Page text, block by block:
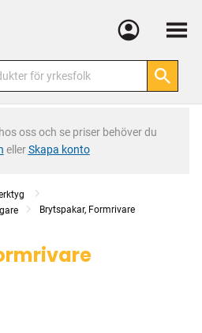
Meny
oss och se priser behöver du
ellerSkapa konto
Brytspakar, Formrivare